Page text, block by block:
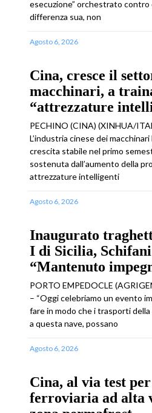
esecuzione” orchestrato contro
differenza sua, non
Agosto 6, 2026
Cina, cresce il
macchinari, a
“attrezzature
PECHINO (CINA) (XINHUA/
L’industria cinese dei
crescita stabile nel primo
sostenuta dall’aumento della
attrezzature intelligenti
Agosto 6, 2026
Inaugurato
I di Sicilia, Schifani
“Mantenuto
PORTO EMPEDOCLE
– “Oggi celebriamo un evento
fare in modo che i trasporti
a questa nave, possano
Agosto 6, 2026
Cina, al via test
ferroviaria ad alta